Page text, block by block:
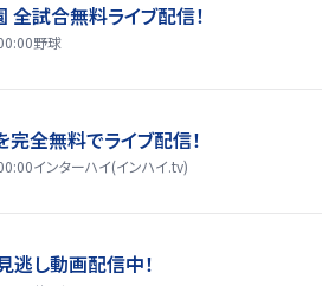
全試合無料ライブ配信！
野球
全無料でライブ配信！
インターハイ(インハイ.tv)
逃し動画配信中！